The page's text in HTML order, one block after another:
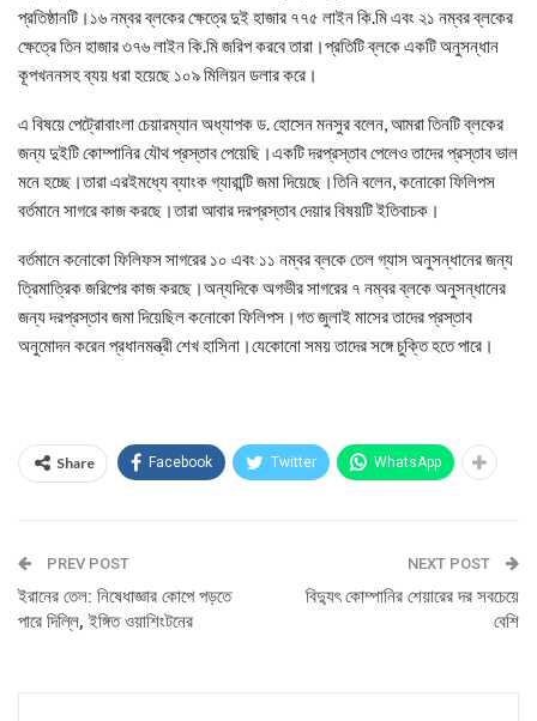
প্রতিষ্ঠানটি।১৬ নম্বর ব্লকের ক্ষেত্রে দুই হাজার ৭৭৫ লাইন কি.মি এবং ২১ নম্বর ব্লকের
ক্ষেত্রে তিন হাজার ৩৭৬ লাইন কি.মি জরিপ করবে তারা।প্রতিটি ব্লকে একটি অনুসন্ধান
কূপখননসহ ব্যয় ধরা হয়েছে ১০৯ মিলিয়ন ডলার করে।
এ বিষয়ে পেট্রোবাংলা চেয়ারম্যান অধ্যাপক ড. হোসেন মনসুর বলেন, আমরা তিনটি ব্লকের
জন্য দুইটি কোম্পানির যৌথ প্রস্তাব পেয়েছি।একটি দরপ্রস্তাব পেলেও তাদের প্রস্তাব ভাল
মনে হচ্ছে।তারা এরইমধ্যে ব্যাংক গ্যারান্টি জমা দিয়েছে।তিনি বলেন, কনোকো ফিলিপস
বর্তমানে সাগরে কাজ করছে।তারা আবার দরপ্রস্তাব দেয়ার বিষয়টি ইতিবাচক।
বর্তমানে কনোকো ফিলিফস সাগরের ১০ এবং ১১ নম্বর ব্লকে তেল গ্যাস অনুসন্ধানের জন্য
ত্রিমাত্রিক জরিপের কাজ করছে।অন্যদিকে অগভীর সাগরের ৭ নম্বর ব্লকে অনুসন্ধানের
জন্য দরপ্রস্তাব জমা দিয়েছিল কনোকো ফিলিপস।গত জুলাই মাসের তাদের প্রস্তাব
অনুমোদন করেন প্রধানমন্ত্রী শেখ হাসিনা।যেকোনো সময় তাদের সঙ্গে চুক্তি হতে পারে।
Share Facebook Twitter WhatsApp
PREV POST
ইরানের তেল: নিষেধাজ্ঞার কোপে পড়তে
পারে দিল্লি, ইঙ্গিত ওয়াশিংটনের
NEXT POST
বিদ্যুৎ কোম্পানির শেয়ারের দর সবচেয়ে
বেশি